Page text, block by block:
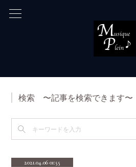
検索 〜記事を検索できます〜
2021.04.06 01:55